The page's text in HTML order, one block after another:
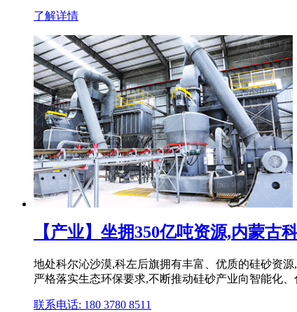
了解详情
【产业】坐拥350亿吨资源,内蒙古
地处科尔沁沙漠,科左后旗拥有丰富、优质的硅砂资
严格落实生态环保要求,不断推动硅砂产业向智能化、
联系电话: 180 3780 8511